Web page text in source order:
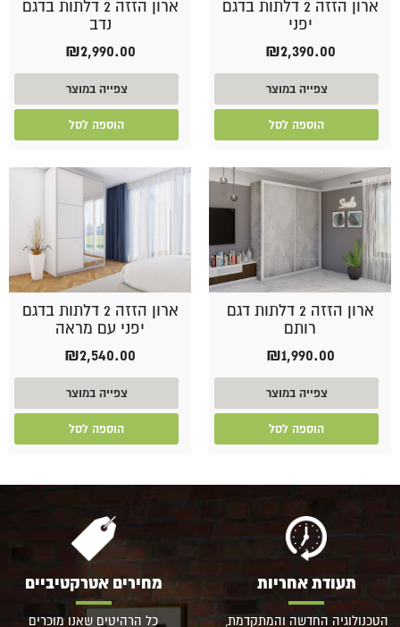
ארון הזזה 2 דלתות בדגם
יפני
₪2,390.00
צפייה במוצר
הוספה לסל
ארון הזזה 2 דלתות בדגם
נדב
₪2,990.00
צפייה במוצר
הוספה לסל
ארון הזזה 2 דלתות דגם
רותם
₪1,990.00
צפייה במוצר
הוספה לסל
ארון הזזה 2 דלתות בדגם
יפני עם מראה
₪2,540.00
צפייה במוצר
הוספה לסל
תעודת אחריות
הטכנולוגיה החדשה והמתקדמת,
מחירים אטרקטיביים
כל הרהיטים שאנו מוכרים